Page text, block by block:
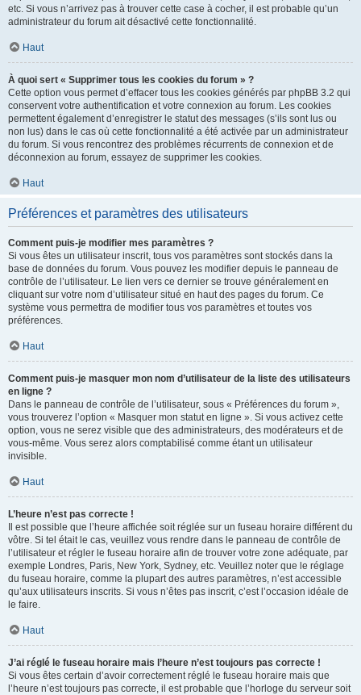
etc. Si vous n’arrivez pas à trouver cette case à cocher, il est probable qu’un
administrateur du forum ait désactivé cette fonctionnalité.
Haut
À quoi sert « Supprimer tous les cookies du forum » ?
Cette option vous permet d’effacer tous les cookies générés par phpBB 3.2 qui
conservent votre authentification et votre connexion au forum. Les cookies
permettent également d’enregistrer le statut des messages (s’ils sont lus ou
non lus) dans le cas où cette fonctionnalité a été activée par un administrateur
du forum. Si vous rencontrez des problèmes récurrents de connexion et de
déconnexion au forum, essayez de supprimer les cookies.
Haut
Préférences et paramètres des utilisateurs
Comment puis-je modifier mes paramètres ?
Si vous êtes un utilisateur inscrit, tous vos paramètres sont stockés dans la
base de données du forum. Vous pouvez les modifier depuis le panneau de
contrôle de l’utilisateur. Le lien vers ce dernier se trouve généralement en
cliquant sur votre nom d’utilisateur situé en haut des pages du forum. Ce
système vous permettra de modifier tous vos paramètres et toutes vos
préférences.
Haut
Comment puis-je masquer mon nom d’utilisateur de la liste des utilisateurs
en ligne ?
Dans le panneau de contrôle de l’utilisateur, sous « Préférences du forum »,
vous trouverez l’option « Masquer mon statut en ligne ». Si vous activez cette
option, vous ne serez visible que des administrateurs, des modérateurs et de
vous-même. Vous serez alors comptabilisé comme étant un utilisateur
invisible.
Haut
L’heure n’est pas correcte !
Il est possible que l’heure affichée soit réglée sur un fuseau horaire différent du
vôtre. Si tel était le cas, veuillez vous rendre dans le panneau de contrôle de
l’utilisateur et régler le fuseau horaire afin de trouver votre zone adéquate, par
exemple Londres, Paris, New York, Sydney, etc. Veuillez noter que le réglage
du fuseau horaire, comme la plupart des autres paramètres, n’est accessible
qu’aux utilisateurs inscrits. Si vous n’êtes pas inscrit, c’est l’occasion idéale de
le faire.
Haut
J’ai réglé le fuseau horaire mais l’heure n’est toujours pas correcte !
Si vous êtes certain d’avoir correctement réglé le fuseau horaire mais que
l’heure n’est toujours pas correcte, il est probable que l’horloge du serveur soit